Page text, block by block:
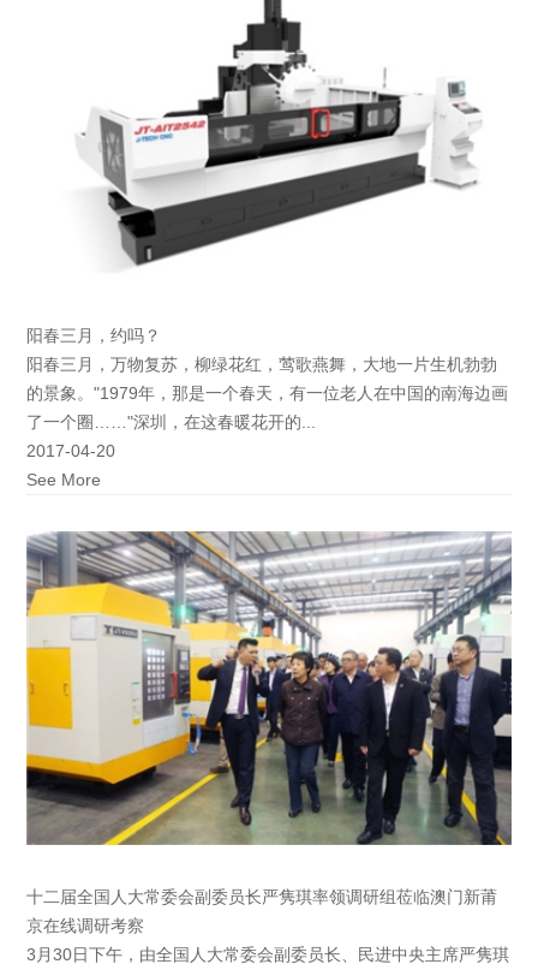
阳春三月，约吗？
阳春三月，万物复苏，柳绿花红，莺歌燕舞，大地一片生机勃勃
的景象。"1979年，那是一个春天，有一位老人在中国的南海边画
了一个圈……"深圳，在这春暖花开的...
2017-04-20
See More
十二届全国人大常委会副委员长严隽琪率领调研组莅临澳门新莆
京在线调研考察
3月30日下午，由全国人大常委会副委员长、民进中央主席严隽琪